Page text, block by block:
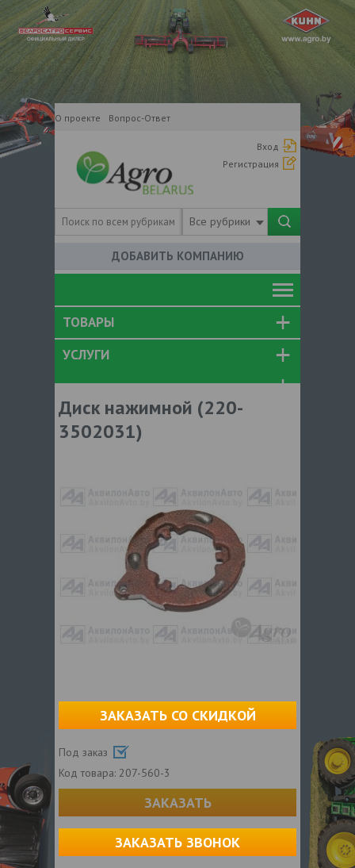
О проекте Вопрос-Ответ
Вход
Регистрация
Все рубрики
ДОБАВИТЬ КОМПАНИЮ
ТОВАРЫ
УСЛУГИ
Диск нажимной (220-
3502031)
ЗАКАЗАТЬ СО СКИДКОЙ
Под заказ
Код товара: 207-560-3
ЗАКАЗАТЬ
ЗАКАЗАТЬ ЗВОНОК